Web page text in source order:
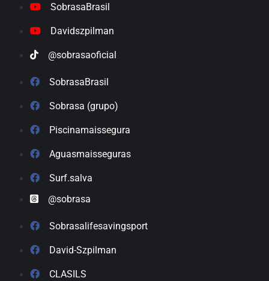
SobrasaBrasil
Davidszpilman
@sobrasaoficial
SobrasaBrasil
Sobrasa (grupo)
Piscinamaissegura
Aguasmaisseguras
Surf.salva
@sobrasa
Sobrasalifesavingsport
David-Szpilman
CLASILS